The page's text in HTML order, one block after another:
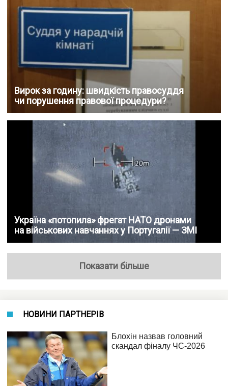
Вирок за годину: швидкість правосуддя
чи порушення правової процедури?
Україна «потопила» фрегат НАТО дронами
на військових навчаннях у Португалії — ЗМІ
Показати більше
НОВИНИ ПАРТНЕРІВ